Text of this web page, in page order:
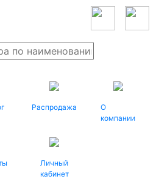
Распродажа
О
компании
Личный
кабинет